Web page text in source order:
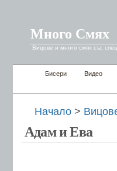
Много Смях
Вицове и много смях със
Бисери Видео
Начало >
Адам и Ева